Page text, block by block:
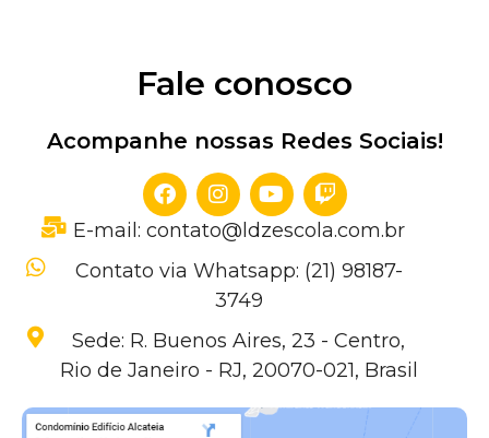
Fale conosco
Acompanhe nossas Redes Sociais!
E-mail: contato@ldzescola.com.br
Contato via Whatsapp: (21) 98187-
3749
Sede: R. Buenos Aires, 23 - Centro,
Rio de Janeiro - RJ, 20070-021, Brasil